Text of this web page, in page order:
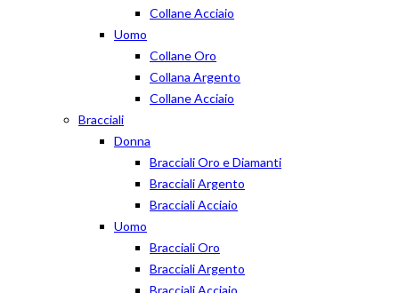
Collane Acciaio
Uomo
Collane Oro
Collana Argento
Collane Acciaio
Bracciali
Donna
Bracciali Oro e Diamanti
Bracciali Argento
Bracciali Acciaio
Uomo
Bracciali Oro
Bracciali Argento
Bracciali Acciaio